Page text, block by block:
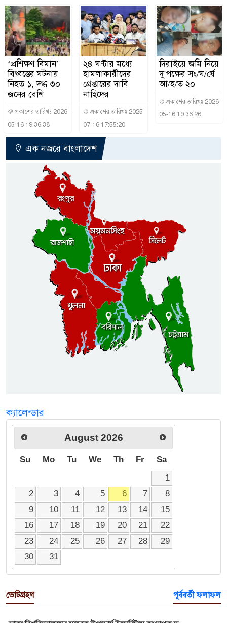
‘প্রশিক্ষণ বিমান’
বিধ্বস্তের ঘটনায়
নিহত ১, দগ্ধ ৩০
জনের বেশি
প্রকাশের তারিখঃ 2026-
05-16 19:36:38
২৪ ঘণ্টার মধ্যে
হামলাকারীদের
গ্রেপ্তারের দাবি
নাহিদের
প্রকাশের তারিখঃ 2025-
07-16 17:55:20
দিরাইয়ে জমি নিয়ে
দু'পক্ষের সং/ঘ/র্ষে
আ/হ/ত ২০
প্রকাশের তারিখঃ 2026-
05-16 19:36:26
এক নজরে বাংলাদেশ
ক্যালেন্ডার
August 2026
Su Mo Tu We Th Fr
Sa
1
2
3 4 5 6 7
8
9
10 11 12 13 14
15
16
17 18 19 20 21
22
23
24 25 26 27 28
29
30
31
ভোটগ্রহণ পূর্ববর্তী ফলাফল